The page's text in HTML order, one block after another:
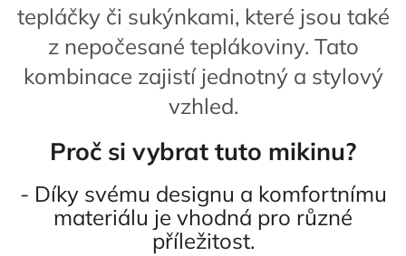
tepláčky či sukýnkami, které jsou také
z nepočesané teplákoviny. Tato
kombinace zajistí jednotný a stylový
vzhled.
Proč si vybrat tuto mikinu?
- Díky svému designu a komfortnímu
materiálu je vhodná pro různé
příležitost.